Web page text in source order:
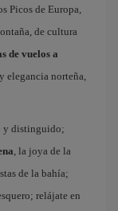
Picos de Europa,
de cultura
de vuelos a
elegancia norteña,
y distinguido;
, la joya de la
de la bahía;
relájate en